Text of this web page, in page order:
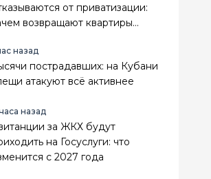
от приватизации:
возвращают квартиры
назад
пострадавших: на Кубани
атакуют всё активнее
назад
за ЖКХ будут
на Госуслуги: что
с 2027 года